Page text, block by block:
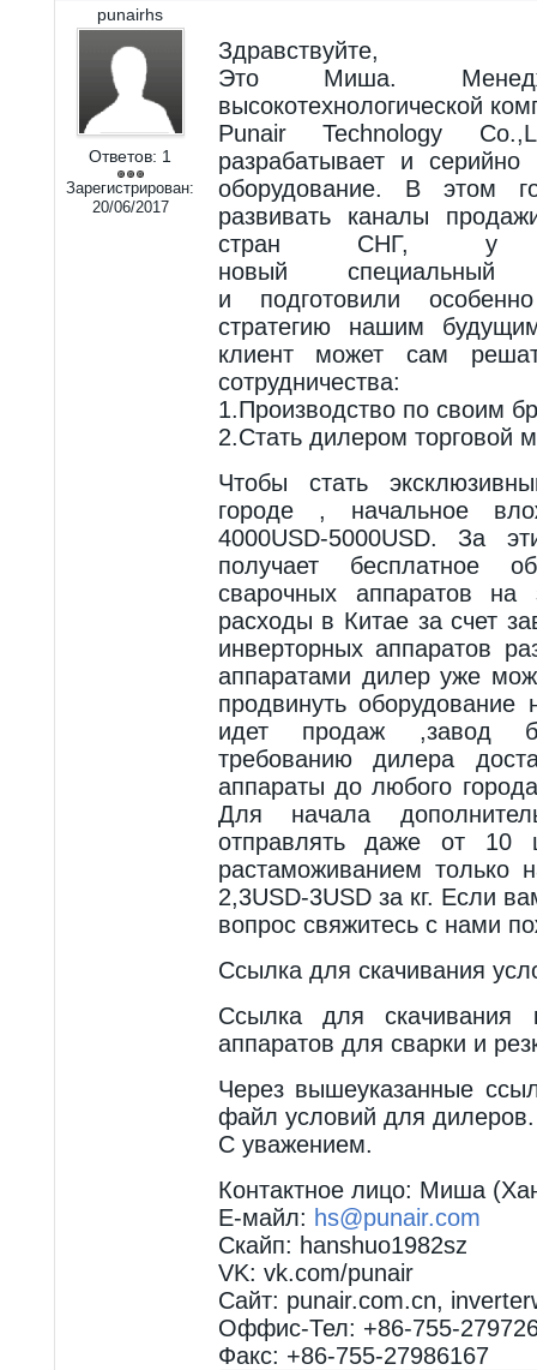
punairhs
Ответов: 1
Зарегистрирован:
20/06/2017
Здравствуйте,
Это Миша.
высокотехнологической
Punair Technology
разрабатывает и серийно
оборудование. В этом
развивать каналы
стран СНГ, у
новый специальный
и подготовили
стратегию нашим
клиент может сам
сотрудничества:
1.Производство по своим
2.Стать дилером торговой
Чтобы стать
городе , начальное
4000USD-5000USD. За
получает бесплатное
сварочных аппаратов
расходы в Китае за счет
инверторных аппаратов
аппаратами дилер уже
продвинуть
идет продаж ,завод
требованию дилера
аппараты до любого
Для начала
отправлять даже от
растаможиванием только
2,3USD-3USD за кг. Если
вопрос свяжитесь с нами
Ссылка для скачивания
Ссылка для скачивания
аппаратов для сварки и
Через вышеуказанные
файл условий для дилеров.
С уважением.
Контактное лицо: Миша
Е-майл: hs@punair.com
Скайп: hanshuo1982sz
VK: vk.com/punair
Сайт: punair.com.cn,
Оффис-Тел: +86-755-
Факс: +86-755-27986167